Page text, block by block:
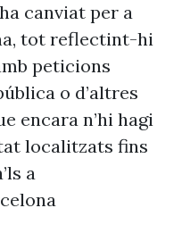
canviat per a
tot reflectint-hi
peticions
o d’altres
encara n’hi hagi
localitzats fins
a